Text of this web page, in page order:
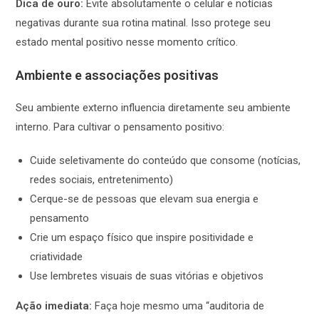
Dica de ouro: Evite absolutamente o celular e notícias
negativas durante sua rotina matinal. Isso protege seu
estado mental positivo nesse momento crítico.
Ambiente e associações positivas
Seu ambiente externo influencia diretamente seu ambiente
interno. Para cultivar o pensamento positivo:
Cuide seletivamente do conteúdo que consome (notícias,
redes sociais, entretenimento)
Cerque-se de pessoas que elevam sua energia e
pensamento
Crie um espaço físico que inspire positividade e
criatividade
Use lembretes visuais de suas vitórias e objetivos
Ação imediata: Faça hoje mesmo uma “auditoria de